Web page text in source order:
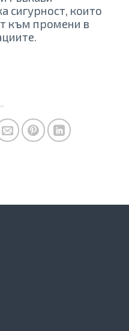
сигурност, които
към промени в